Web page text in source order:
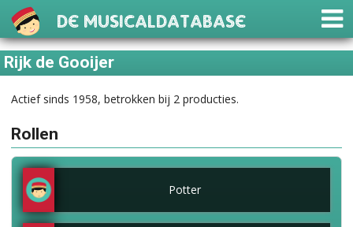
De Musicaldatabase
Rijk de Gooijer
Actief sinds 1958, betrokken bij 2 producties.
Rollen
Potter